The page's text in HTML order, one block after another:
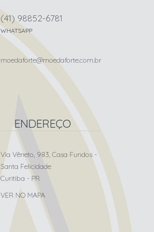
(41) 98852-6781
WHATSAPP
moedaforte@moedaforte.com.br
ENDEREÇO
Via Vêneto, 983, Casa Fundos -
Santa Felicidade
Curitiba - PR
VER NO MAPA